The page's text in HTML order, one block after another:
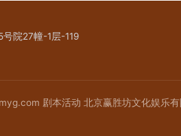
院27幢-1层-119
剧本活动 北京赢胜坊文化娱乐有